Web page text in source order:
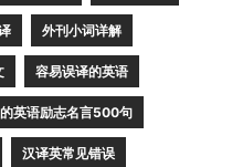
外刊小词详解
容易误译的英语
英语励志名言500句
汉译英常见错误